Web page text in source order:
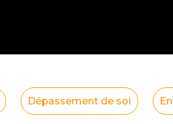
Dépassement de soi